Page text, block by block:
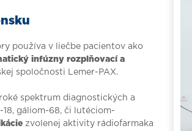
používa v liečbe pacientov ako
infúzny rozplňovací a
spoločnosti Lemer-PAX.
spektrum diagnostických a
gáliom-68, či lutéciom-
zvolenej aktivity rádiofarmaka